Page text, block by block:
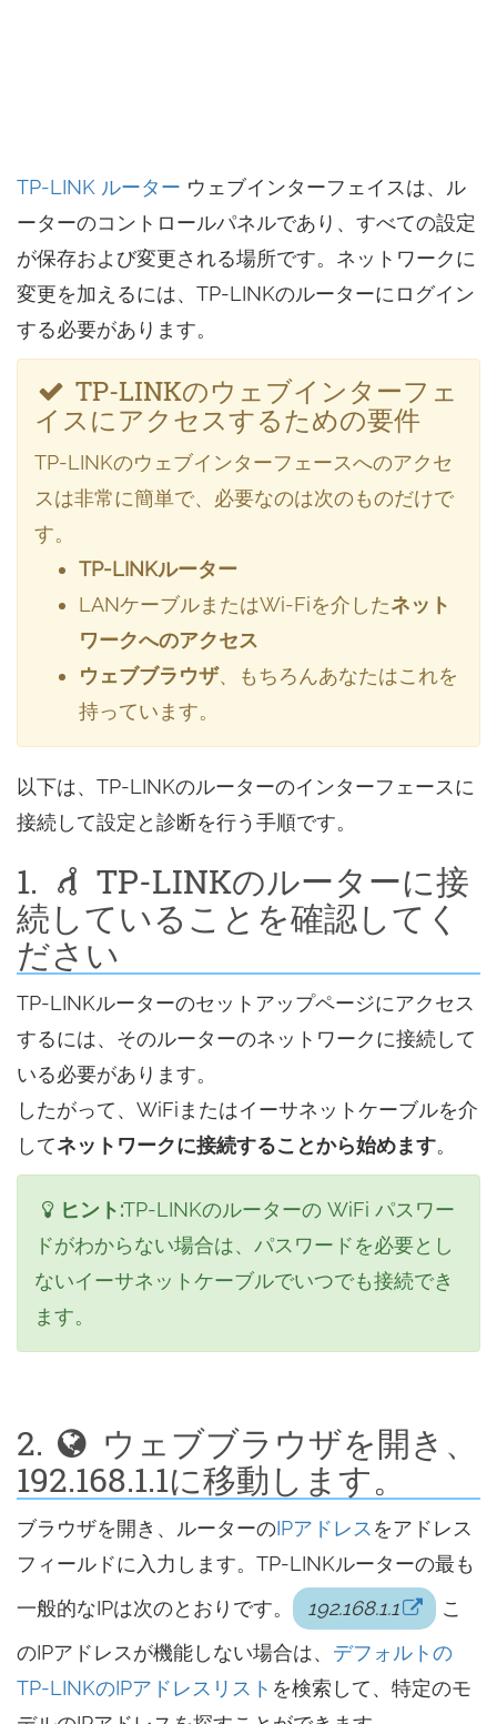
TP-LINK ルーター ウェブインターフェイスは、ル
ーターのコントロールパネルであり、すべての設定
が保存および変更される場所です。ネットワークに
変更を加えるには、TP-LINKのルーターにログイン
する必要があります。
TP-LINKのウェブインターフェ
イスにアクセスするための要件
TP-LINKのウェブインターフェースへのアクセ
スは非常に簡単で、必要なのは次のものだけで
す。
TP-LINKルーター
LANケーブルまたはWi-Fiを介したネット
ワークへのアクセス
ウェブブラウザ、もちろんあなたはこれを
持っています。
以下は、TP-LINKのルーターのインターフェースに
接続して設定と診断を行う手順です。
1.
TP-LINKのルーターに接
続していることを確認してく
ださい
TP-LINKルーターのセットアップページにアクセス
するには、そのルーターのネットワークに接続して
いる必要があります。
したがって、WiFiまたはイーサネットケーブルを介
してネットワークに接続することから始めます。
ヒント:TP-LINKのルーターの WiFi パスワー
ドがわからない場合は、パスワードを必要とし
ないイーサネットケーブルでいつでも接続でき
ます。
2.
ウェブブラウザを開き、
192.168.1.1に移動します。
ブラウザを開き、ルーターのIPアドレス をアドレス
フィールドに入力します。TP-LINKルーターの最も
一般的なIPは次のとおりです。
192.168.1.1
こ
のIPアドレスが機能しない場合は、 デフォルトの
TP-LINKのIPアドレスリスト を検索して、特定のモ